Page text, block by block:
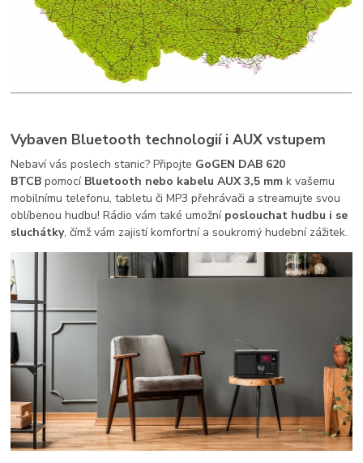
Vybaven Bluetooth technologií i AUX vstupem
Nebaví vás poslech stanic? Připojte GoGEN DAB 620
BTCB pomocíBluetooth nebo kabelu AUX 3,5 mm k vašemu
mobilnímu telefonu, tabletu či MP3 přehrávači a streamujte svou
oblíbenou hudbu! Rádio vám také umožní poslouchat hudbu i se
sluchátky, čímž vám zajistí komfortní a soukromý hudební zážitek.